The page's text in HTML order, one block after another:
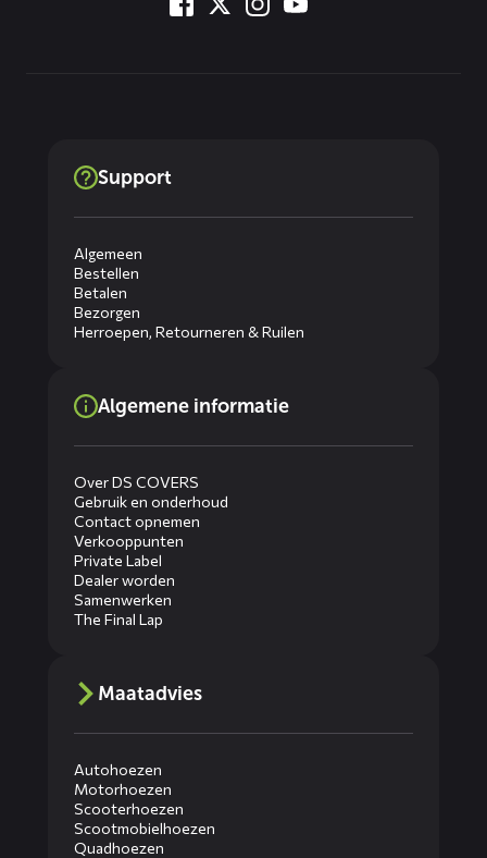
Support
Algemeen
Bestellen
Betalen
Bezorgen
Herroepen, Retourneren & Ruilen
Algemene informatie
Over DS COVERS
Gebruik en onderhoud
Contact opnemen
Verkooppunten
Private Label
Dealer worden
Samenwerken
The Final Lap
Maatadvies
Autohoezen
Motorhoezen
Scooterhoezen
Scootmobielhoezen
Quadhoezen